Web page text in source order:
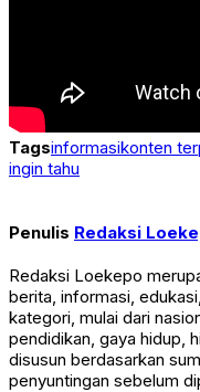
Tagsinformasikonten
ingin tahu
Penulis Redaksi
Redaksi Loekepo
berita, informasi,
kategori, mulai dari
pendidikan, gaya hidup,
disusun berdasarkan
penyuntingan sebelum